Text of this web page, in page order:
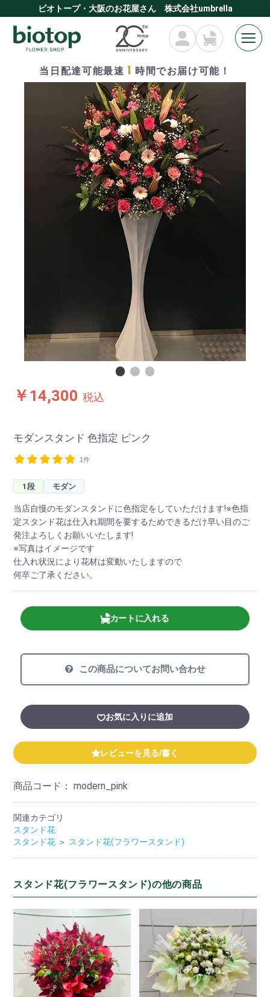
ビオトープ・大阪のお花屋さん 株式会社umbrella
当日配達可能最速 1 時間でお届け可能！
￥14,300 税込
モダンスタンド 色指定 ピンク
1件
1段 モダン
当店自慢のモダンスタンドに色指定をしていただけます!※色指
定スタンド花は仕入れ期間を要するためできるだけ早い目のご
発注よろしくお願いいたします!
※写真はイメージです
仕入れ状況により花材は変動いたしますので
何卒ご了承ください。
カートに入れる
この商品についてお問い合わせ
お気に入りに追加
レビューを見る/書く
商品コード：modern_pink
関連カテゴリ
スタンド花
スタンド花 ＞ スタンド花(フラワースタンド)
スタンド花(フラワースタンド)の他の商品